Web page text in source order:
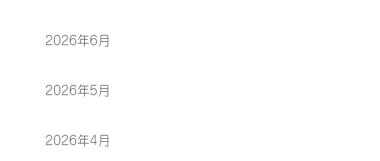
2026年6月
2026年5月
2026年4月